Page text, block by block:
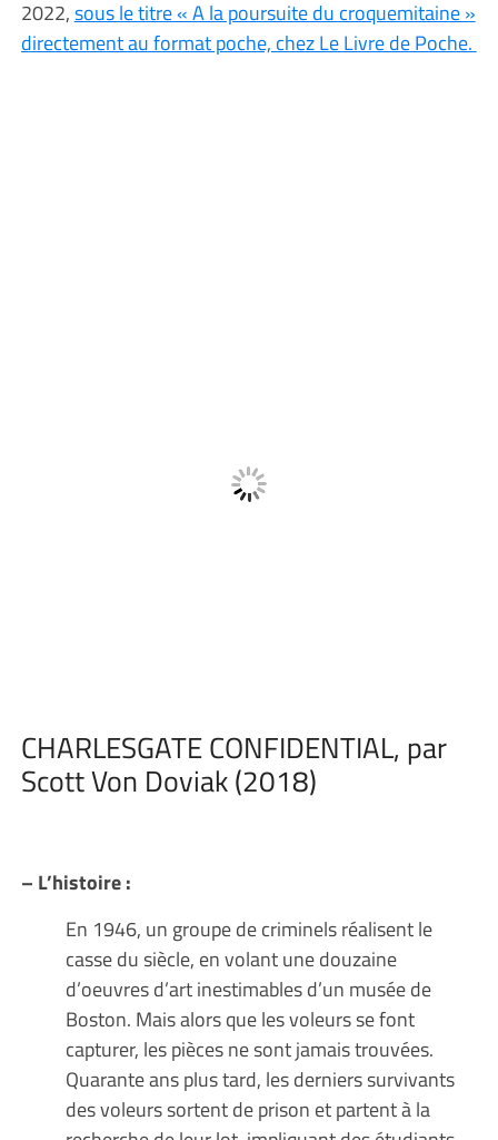
2022,sous le titre « A la poursuite du croquemitaine »
directement au format poche, chez Le Livre de Poche.
CHARLESGATE CONFIDENTIAL, par
Scott Von Doviak (2018)
– L’histoire :
En 1946, un groupe de criminels réalisent le
casse du siècle, en volant une douzaine
d’oeuvres d’art inestimables d’un musée de
Boston. Mais alors que les voleurs se font
capturer, les pièces ne sont jamais trouvées.
Quarante ans plus tard, les derniers survivants
des voleurs sortent de prison et partent à la